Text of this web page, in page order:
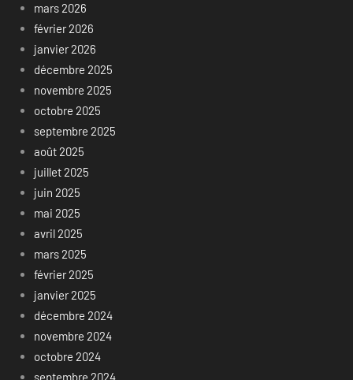
mars 2026
février 2026
janvier 2026
décembre 2025
novembre 2025
octobre 2025
septembre 2025
août 2025
juillet 2025
juin 2025
mai 2025
avril 2025
mars 2025
février 2025
janvier 2025
décembre 2024
novembre 2024
octobre 2024
septembre 2024